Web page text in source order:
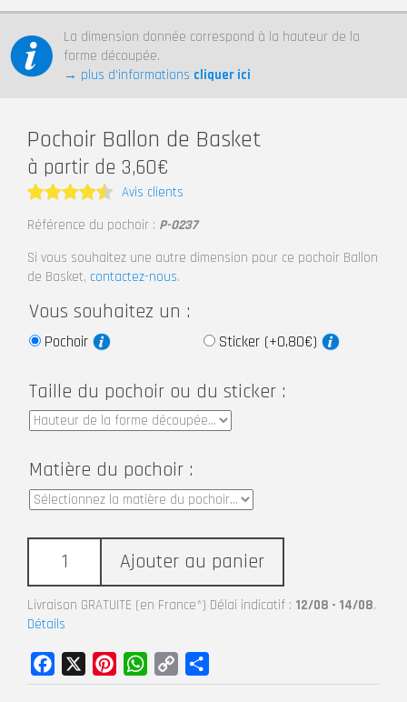
La dimension donnée correspond à la hauteur de la
forme découpée.
→ plus d’informations cliquer ici
Pochoir Ballon de Basket
à partir de 3,60€
Note4.5
Avis clients
Référence du pochoir : P-0237
Si vous souhaitez une autre dimension pour ce pochoir Ballon
de Basket, contactez-nous.
Vous souhaitez un :
Pochoir Sticker (+0,80€)
Taille du pochoir ou du sticker :
Matière du pochoir :
Ajouter au panier
Livraison GRATUITE (en France*) Délai indicatif : 12/08 - 14/08.
Détails
Facebook PinterestWhatsApp
Copy
Link